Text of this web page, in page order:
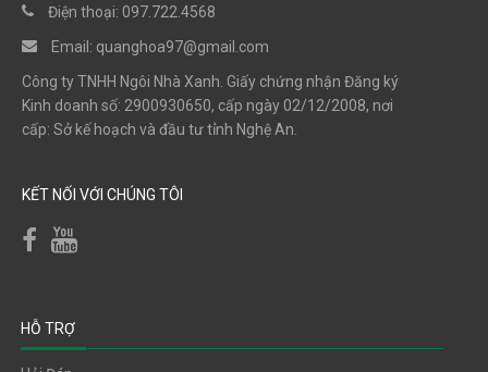
Điện thoại: 097.722.4568
Email: quanghoa97@gmail.com
Công ty TNHH Ngôi Nhà Xanh. Giấy chứng nhận Đăng ký
Kinh doanh số: 2900930650, cấp ngày 02/12/2008, nơi
cấp: Sở kế hoạch và đầu tư tỉnh Nghệ An.
KẾT NỐI VỚI CHÚNG TÔI
HỖ TRỢ